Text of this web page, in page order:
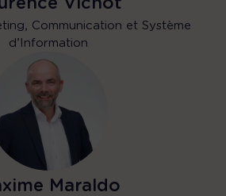
Communication et Système
d’Information
Maraldo